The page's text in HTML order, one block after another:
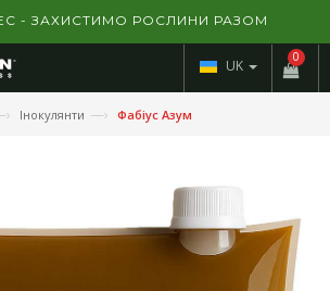
ШВЕЙЦАРСЬКИЙ КОНТРОЛЬ ТА
ГАРАНТІЯ ЯКОСТІ!
- ЗАХИСТИМО РОСЛИНИ РАЗОМ
0
UK
Інокулянти —› Фабіус Азум